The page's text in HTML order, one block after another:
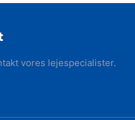
vores lejespecialister.